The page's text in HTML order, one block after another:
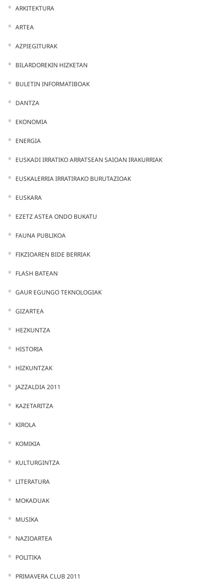
ARKITEKTURA
ARTEA
AZPIEGITURAK
BILARDOREKIN HIZKETAN
BULETIN INFORMATIBOAK
DANTZA
EKONOMIA
ENERGIA
EUSKADI IRRATIKO ARRATSEAN SAIOAN IRAKURRIAK
EUSKALERRIA IRRATIRAKO BURUTAZIOAK
EUSKARA
EZETZ ASTEA ONDO BUKATU
FAUNA PUBLIKOA
FIKZIOAREN BIDE BERRIAK
FLASH BATEAN
GAUR EGUNGO TEKNOLOGIAK
GIZARTEA
HEZKUNTZA
HISTORIA
HIZKUNTZAK
JAZZALDIA 2011
KAZETARITZA
KIROLA
KOMIKIA
KULTURGINTZA
LITERATURA
MOKADUAK
MUSIKA
NAZIOARTEA
POLITIKA
PRIMAVERA CLUB 2011